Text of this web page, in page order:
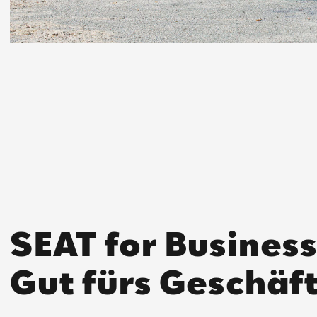
SEAT for
Gut fürs